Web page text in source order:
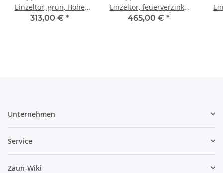
Einzeltor, grün, Höhe
80cm x Breite 100cm
313,00 € *
Einzeltor, feuerverzinkt,
Höhe 100cm x Breite
465,00 € *
Unternehmen
Service
Zaun-Wiki